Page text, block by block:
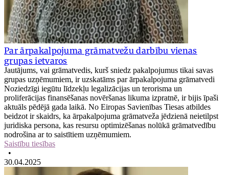
Par ārpakalpojuma grāmatvežu darbību vienas
grupas ietvaros
Jautājums, vai grāmatvedis, kurš sniedz pakalpojumus tikai savas
grupas uzņēmumiem, ir uzskatāms par ārpakalpojuma grāmatvedi
Noziedzīgi iegūtu līdzekļu legalizācijas un terorisma un
proliferācijas finansēšanas novēršanas likuma izpratnē, ir bijis īpaši
aktuāls pēdējā gada laikā. No Eiropas Savienības Tiesas atbildes
beidzot ir skaidrs, ka ārpakalpojuma grāmatveža jēdzienā neietilpst
juridiska persona, kas resursu optimizēšanas nolūkā grāmatvedību
nodrošina ar to saistītiem uzņēmumiem.
Saistību tiesības
•
30.04.2025